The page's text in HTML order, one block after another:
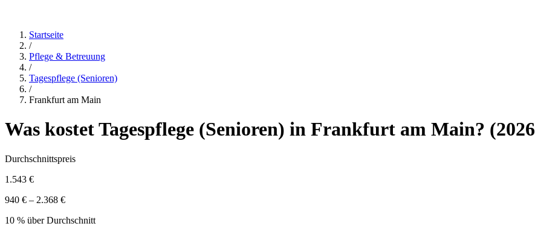
Startseite
/
Pflege & Betreuung
/
Tagespflege (Senioren)
/
Frankfurt am Main
Was kostetTagespflege (Senioren) in Frankfurt am Main? (2026
Durchschnittspreis
1.543 €
940 € – 2.368 €
10 % über Durchschnitt